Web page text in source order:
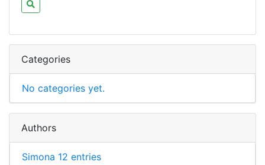
Categories
No categories yet.
Authors
Simona 12 entries